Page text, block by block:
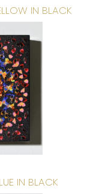
IN BLACK
IN BLACK